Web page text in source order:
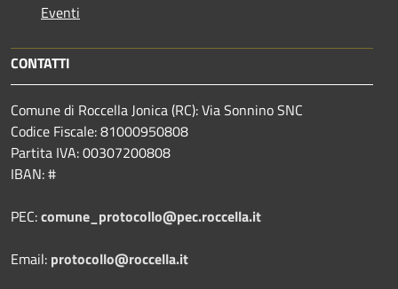
Eventi
CONTATTI
Comune di Roccella Jonica (RC): Via Sonnino SNC
Codice Fiscale: 81000950808
Partita IVA: 00307200808
IBAN: #
PEC:comune_protocollo@pec.roccella.it
Email: protocollo@roccella.it